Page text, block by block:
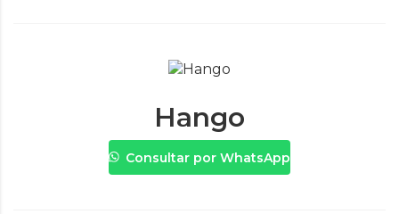
Hango
Consultar por WhatsApp